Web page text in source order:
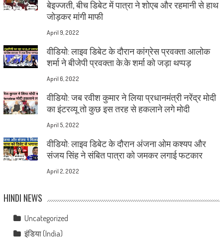
बेइज्जती, बीच डिबेट में पात्रा ने शोएब और रहमानी से हाथ
जोड़कर मांगी माफी
April 9, 2022
वीडियो: लाइव डिबेट के दौरान कांग्रेस प्रवक्ता आलोक
शर्मा ने बीजेपी प्रवक्ता के.के शर्मा को जड़ा थप्पड़
April 6, 2022
वीडियो: जब रवीश कुमार ने लिया प्रधानमंत्री नरेंद्र मोदी
का इंटरव्यू तो कुछ इस तरह से हकलाने लगे मोदी
April 5, 2022
वीडियो: लाइव डिबेट के दौरान अंजना ओम कश्यप और
संजय सिंह ने संबित पात्रा को जमकर लगाई फटकार
April 2, 2022
HINDI NEWS
Uncategorized
इंडिया (India)